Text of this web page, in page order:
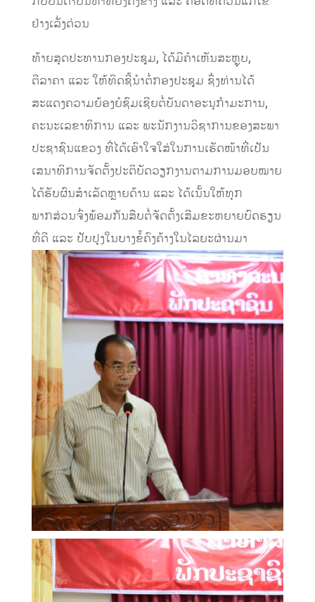
ຢ່າງເລັ່ງດ່ວນ
ທ້າຍສຸດປະທານກອງປະຊຸມ, ໄດ້ມີຄໍາເຫັນສະຫຼຸບ,
ຕີລາຄາ ແລະ ໃຫ້ທິດຊີ້ນໍາຕໍ່ກອງປະຊຸມ ຊຶ່ງທ່ານໄດ້
ສະແດງຄວາມຍ້ອງຍໍຊົມເຊີຍຕໍ່ບັນດາອະນຸກໍາມະການ,
ຄະນະເລຂາທິການ ແລະ ພະນັກງານວິຊາການຂອງສະພາ
ປະຊາຊົນແຂວງ ທີ່ໄດ້ເອົາໃຈໃສ່ໃນການເຮັດໜ້າທີ່ເປັນ
ເສນາທິການຈັດຕັ້ງປະຕິບັດວຽກງານຕາມການມອບໝາຍ
ໄດ້ຮັບຜົນສໍາເລັດຫຼາຍດ້ານ ແລະ ໄດ້ເນັ້ນໃຫ້ທຸກ
ພາກສ່ວນຈົ່ງພ້ອມກັນສືບຕໍ່ຈັດຕັ້ງເສີມຂະຫຍາຍບົດຮຽນ
ທີ່ດີ ແລະ ປັບປຸງໃນບາງຂໍ້ຄົງຄ້າງໃນໄລຍະຜ່ານມາ